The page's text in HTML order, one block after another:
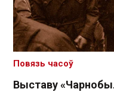
Выставу
Повязь часоў